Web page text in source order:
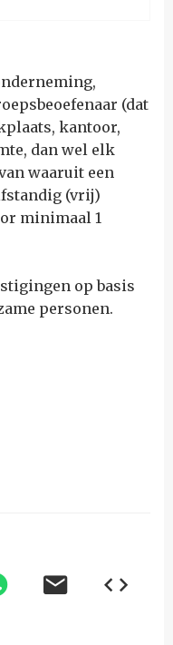
(dat
kantoor,
dan wel elk
waaruit een
(vrij)
minimaal 1
op basis
personen.